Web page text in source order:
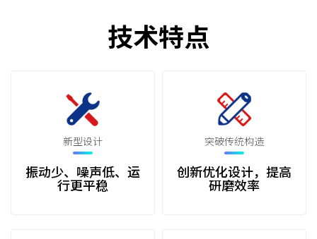
技术特点
新型设计
振动少、噪声低、运
行更平稳
突破传统构造
创新优化设计，提高
研磨效率